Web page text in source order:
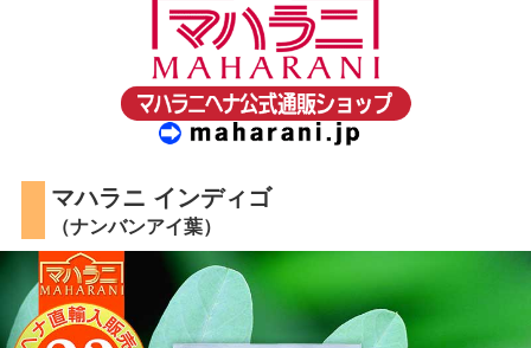
マハラニ インディゴ
（ナンバンアイ葉）